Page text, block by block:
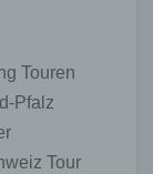
Touren
Pfalz
Tour
Service
dem
sein,
dass alle
auch bei